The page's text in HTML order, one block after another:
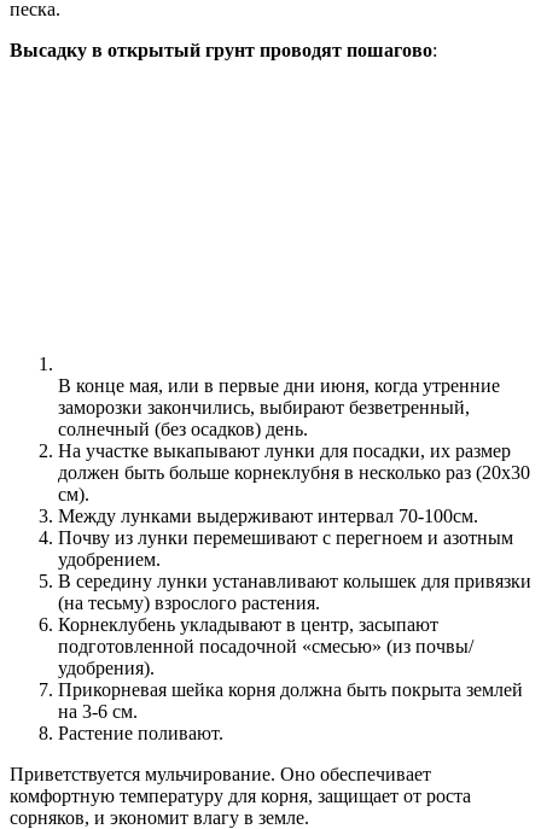
песка.
Высадку в открытый грунт проводят пошагово:
В конце мая, или в первые дни июня, когда утренние
заморозки закончились, выбирают безветренный,
солнечный (без осадков) день.
На участке выкапывают лунки для посадки, их размер
должен быть больше корнеклубня в несколько раз (20х30
см).
Между лунками выдерживают интервал 70-100см.
Почву из лунки перемешивают с перегноем и азотным
удобрением.
В середину лунки устанавливают колышек для привязки
(на тесьму) взрослого растения.
Корнеклубень укладывают в центр, засыпают
подготовленной посадочной «смесью» (из почвы/
удобрения).
Прикорневая шейка корня должна быть покрыта землей
на 3-6 см.
Растение поливают.
Приветствуется мульчирование. Оно обеспечивает
комфортную температуру для корня, защищает от роста
сорняков, и экономит влагу в земле.